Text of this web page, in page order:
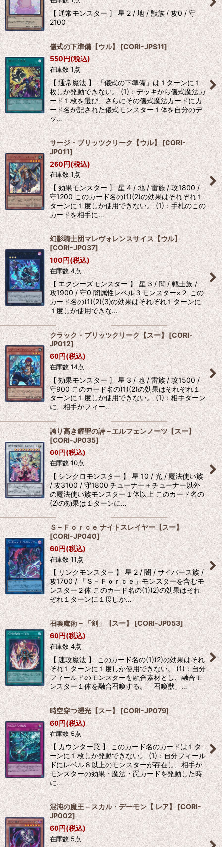
【 通常モンスター 】 星 2 / 地 / 獣族 / 攻0 / 守
2100
儀式の下準備【ウル】[CORI-JPS11]
550円(税込)
在庫数 1点
【 通常魔法 】 「儀式の下準備」は１ターンに１
枚しか発動できない。 (1)：デッキから儀式魔法カ
ード１枚を選び、さらにその儀式魔法カードにカ
ード名が記された儀式モンスター１体を自分のデ
ッ…
サージ・ブリッツクリーク【ウル】[CORI-
JP011]
260円(税込)
在庫数 1点
【 効果モンスター 】 星 4 / 地 / 雷族 / 攻1800 /
守1200 このカード名の(1)(2)の効果はそれぞれ１
ターンに１度しか使用できない。 (1)：手札のこの
カードを相手に…
幻影騎士団マレヴォレンスサイス【ウル】
[CORI-JP037]
100円(税込)
在庫数 4点
【 エクシーズモンスター 】 星 3 / 闇 / 戦士族 /
攻1900 / 守0 闇属性レベル３モンスター×２ この
カード名の(1)(2)(3)の効果はそれぞれ１ターンに
１度しか使用できな…
クラック・ブリッツクリーク【スー】[CORI-
JP012]
60円(税込)
在庫数 14点
【 効果モンスター 】 星 3 / 地 / 雷族 / 攻1500 /
守900 このカード名の(1)(2)の効果はそれぞれ１
ターンに１度しか使用できない。 (1)：相手ターン
に、相手がフィー…
誇り高き耀聖の詩－エルフェンノーツ【スー】
[CORI-JP035]
60円(税込)
在庫数 10点
【 シンクロモンスター 】 星 10 / 光 / 魔法使い族
/ 攻3100 / 守1800 チューナー＋チューナー以外
の魔法使い族モンスター１体以上 このカード名の
(2)の効果は１ターンに…
Ｓ－Ｆｏｒｃｅ ナイトスレイヤー【スー】
[CORI-JP040]
60円(税込)
在庫数 11点
【 リンクモンスター 】 星 2 / 闇 / サイバース族 /
攻1700 / 「Ｓ－Ｆｏｒｃｅ」モンスターを含むモ
ンスター２体 このカード名の(1)(2)の効果はそれ
ぞれ１ターンに１度しか…
召喚魔術－「剣」【スー】 [CORI-JP053]
60円(税込)
在庫数 4点
【 速攻魔法 】 このカード名の(1)(2)の効果はそれ
ぞれ１ターンに１度しか使用できない。 (1)：自分
フィールドのモンスターを融合素材とし、融合モ
ンスター１体を融合召喚する。「召喚獣」…
時空穿つ遡光【スー】 [CORI-JP079]
60円(税込)
在庫数 5点
【 カウンター罠 】 このカード名のカードは１タ
ーンに１枚しか発動できない。 (1)：自分フィール
ドにレベル８以上のモンスターが存在し、相手が
モンスターの効果・魔法・罠カードを発動した時
に…
混沌の魔王－スカル・デーモン【 レア】[CORI-
JP002]
60円(税込)
在庫数 5点